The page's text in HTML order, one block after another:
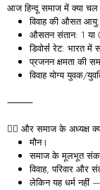
आज हिन्दू समाज में क्या चल
विवाह की औसत
औसतन संतान: 1 या
डिवोर्स रेट: भारत
प्रजनन क्षमता की
विवाह योग्य युवक/
⸻
🧘‍♂ और समाज के अध्यक्ष
मौन।
समाज के मूलभूत संकट
विवाह, परिवार और
लेकिन यह धर्म नहीं